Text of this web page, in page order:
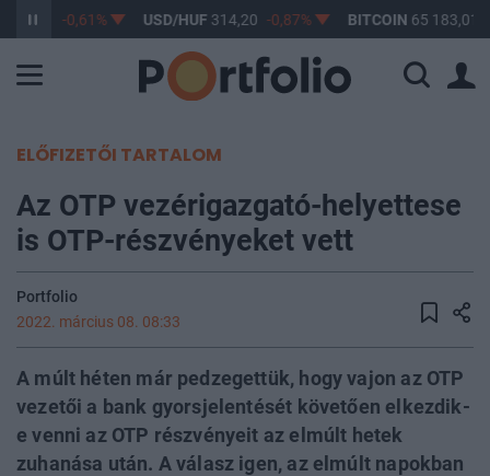
363,17 -0,61% USD/HUF314,20 -0,87% BITCOIN65 183,01
ELŐFIZETŐI TARTALOM
Az OTP vezérigazgató-helyettese
is OTP-részvényeket vett
Portfolio
2022. március 08. 08:33
A múlt héten már pedzegettük, hogy vajon az OTP
vezetői a bank gyorsjelentését követően elkezdik-
e venni az OTP részvényeit az elmúlt hetek
zuhanása után. A válasz igen, az elmúlt napokban